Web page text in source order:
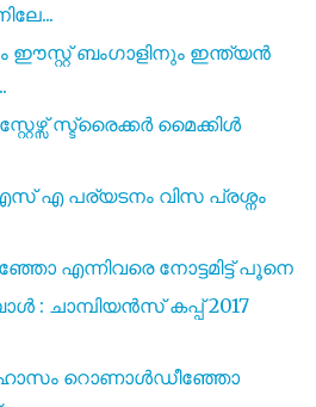
ബംഗാളിനും ഇന്ത്യൻ
സ്ട്രൈക്കർ മൈക്കിൾ
എ പര്യടനം വിസ പ്രശ്നം
എന്നിവരെ നോട്ടമിട്ട് പൂനെ
ചാമ്പിയൻസ്‌ കപ്പ് 2017
റൊണാൾഡീഞ്ഞോ